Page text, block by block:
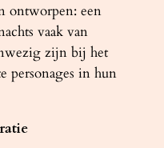
ontworpen: een
vaak van
zijn bij het
personages in hun